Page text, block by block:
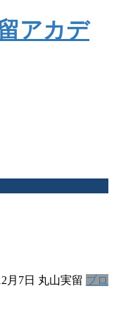
月7日 丸山実留 ブロ